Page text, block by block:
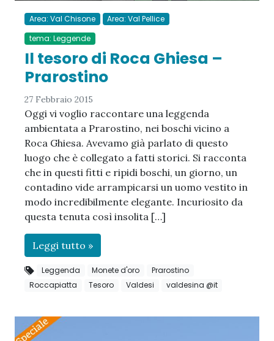
Area: Val Chisone
Area: Val Pellice
tema: Leggende
Il tesoro di Roca Ghiesa –
Prarostino
27 Febbraio 2015
Oggi vi voglio raccontare una leggenda
ambientata a Prarostino, nei boschi vicino a
Roca Ghiesa. Avevamo già parlato di questo
luogo che è collegato a fatti storici. Si racconta
che in questi fitti e ripidi boschi, un giorno, un
contadino vide arrampicarsi un uomo vestito in
modo incredibilmente elegante. Incuriosito da
questa tenuta così insolita […]
Leggi tutto »
Leggenda Monete d'oro
Prarostino
Roccapiatta
Tesoro Valdesi valdesina @it